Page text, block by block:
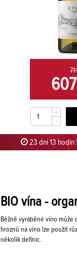
607
+
-
23 dní 13 hodin
BIO vína -
Běžně vyráběné víno
hroznů na víno lze použít
několik definic.